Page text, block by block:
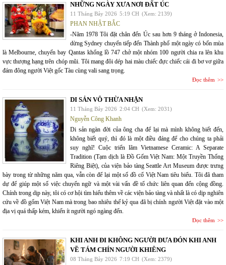
NHỮNG NGÀY XƯA NƠI ĐẤT ÚC
11 Tháng Bảy 2026 5:19 CH (Xem: 2139)
PHAN NHẬT BẮC
-Năm 1978 Tôi đặt chân đến Úc sau hơn 9 tháng ở Indonesia,
dừng Sydney chuyển tiếp đến Thành phố một ngày có bốn mùa
là Melbourne, chuyến bay Qantas khổng lồ 747 chở một nhóm 100 người chia ra lên khu
vực thượng hạng trên chóp mũi. Tôi mang đôi dép hai màu chiếc đực chiếc cái đi bơ vơ giữa
đám đông người Việt gốc Tàu cùng vali sang trọng.
Đọc thêm
DI SẢN VÔ THỪA NHẬN
11 Tháng Bảy 2026 2:04 CH (Xem: 2031)
Nguyễn Công Khanh
Di sản ngàn đời của ông cha để lại mà mình không biết đến,
không biết quý, thì đó là một điều đáng để cho chúng ta phải
suy nghĩ! Cuộc triển lãm Vietnamese Ceramic: A Separate
Tradition (Tạm dịch là Đồ Gốm Việt Nam: Một Truyền Thống
Riêng Biệt), của viện bảo tàng Seattle Art Museum được trưng
bày trong từ những năm qua, vẫn còn để lại một số đồ cổ Việt Nam tiêu biểu. Tôi đã tham
dự để giúp một số việc chuyển ngữ và một vài vấn đề tổ chức liên quan đến cộng đồng.
Chính trong dịp này, tôi có cơ hội tìm hiểu thêm về các viện bảo tàng và nhất là có dịp nghiên
cứu về đồ gốm Việt Nam mà trong bao nhiêu thế kỷ qua đã bị chính người Việt đặt vào một
địa vị quá thấp kém, khiến ít người ngó ngàng đến.
Đọc thêm
KHI ANH ĐI KHÔNG NGƯỜI ĐƯA ĐÓN KHI ANH
VỀ TÁM CHÍN NGƯỜI KHIÊNG
08 Tháng Bảy 2026 7:19 CH (Xem: 2379)